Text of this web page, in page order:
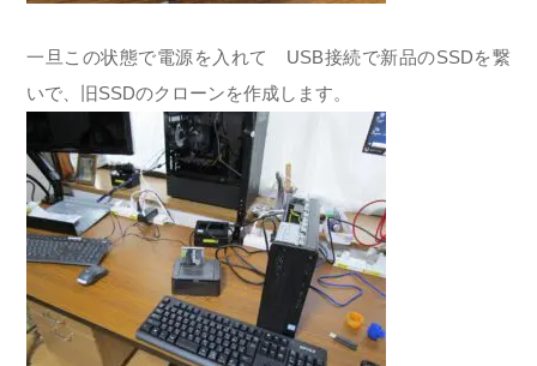
一旦この状態で電源を入れて USB接続で新品のSSDを繋
いで、旧SSDのクローンを作成します。